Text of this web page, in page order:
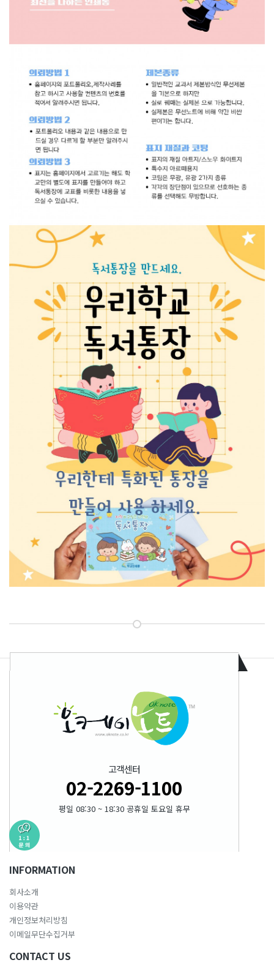
고객센터
02-2269-1100
평일 08:30 ~ 18:30 공휴일 토요일 휴무
INFORMATION
회사소개
이용약관
개인정보처리방침
이메일무단수집거부
CONTACT US